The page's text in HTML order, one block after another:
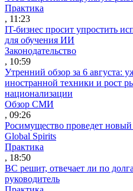
Практика
, 11:23
IT-бизнес просит упростить
для обучения ИИ
Законодательство
, 10:59
Утренний обзор за 6 августа:
иностранной техники и рост
национализации
Обзор СМИ
, 09:26
Росимущество проведет
Global Spirits
Практика
, 18:50
ВС решит, отвечает ли по
руководитель